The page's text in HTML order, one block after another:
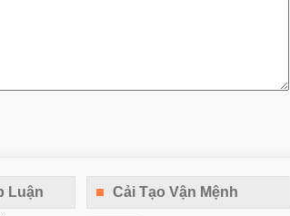
Luận Cải Tạo Vận Mệnh